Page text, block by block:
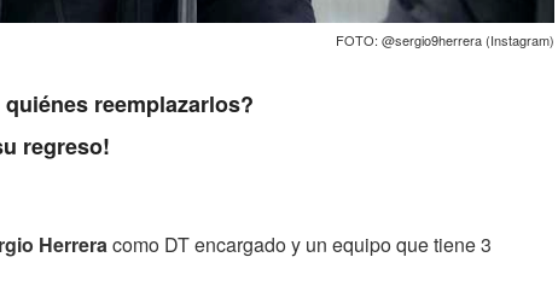
FOTO: @sergio9herrera (Instagram)
reemplazarlos?
regreso!
Herreracomo DT encargado y un equipo que tiene 3